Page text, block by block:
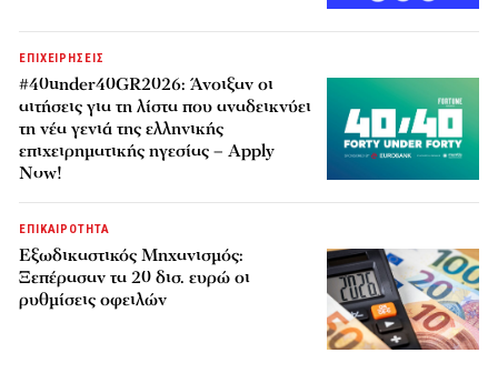
ΕΠΙΧΕΙΡΗΣΕΙΣ
#40under40GR2026: Άνοιξαν οι
αιτήσεις για τη λίστα που αναδεικνύει
τη νέα γενιά της ελληνικής
επιχειρηματικής ηγεσίας – Apply
Now!
ΕΠΙΚΑΙΡΟΤΗΤΑ
Εξωδικαστικός Μηχανισμός:
Ξεπέρασαν τα 20 δισ. ευρώ οι
ρυθμίσεις οφειλών